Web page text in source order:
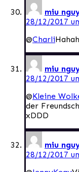
miu
28/12/2017
@Charli
miu
28/12/2017
@Kleine
der
xDDD
miu
28/12/2017